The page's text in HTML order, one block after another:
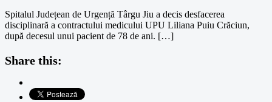
Spitalul Județean de Urgență Târgu Jiu a decis desfacerea
disciplinară a contractului medicului UPU Liliana Puiu Crăciun,
după decesul unui pacient de 78 de ani. […]
Share this: